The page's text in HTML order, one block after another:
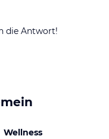
die Antwort!
Wellness